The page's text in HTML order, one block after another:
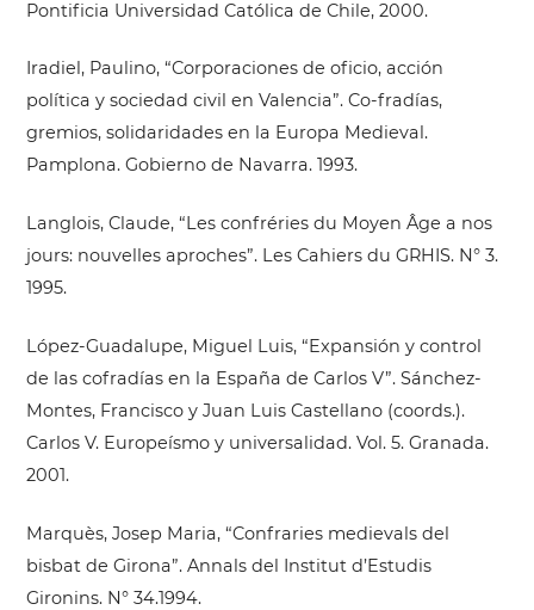
Pontificia Universidad Católica de Chile, 2000.
Iradiel, Paulino, “Corporaciones de oficio, acción
política y sociedad civil en Valencia”. Co-fradías,
gremios, solidaridades en la Europa Medieval.
Pamplona. Gobierno de Navarra. 1993.
Langlois, Claude, “Les confréries du Moyen Âge a nos
jours: nouvelles aproches”. Les Cahiers du GRHIS. N° 3.
1995.
López-Guadalupe, Miguel Luis, “Expansión y control
de las cofradías en la España de Carlos V”. Sánchez-
Montes, Francisco y Juan Luis Castellano (coords.).
Carlos V. Europeísmo y universalidad. Vol. 5. Granada.
2001.
Marquès, Josep Maria, “Confraries medievals del
bisbat de Girona”. Annals del Institut d’Estudis
Gironins. N° 34.1994.